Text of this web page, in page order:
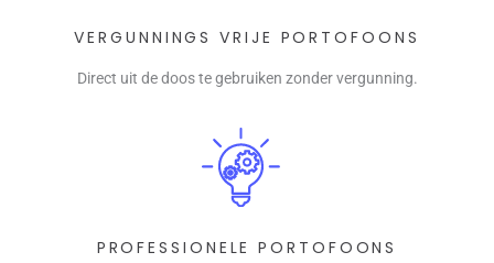
VERGUNNINGS VRIJE PORTOFOONS
Direct uit de doos te gebruiken zonder vergunning.
PROFESSIONELE PORTOFOONS